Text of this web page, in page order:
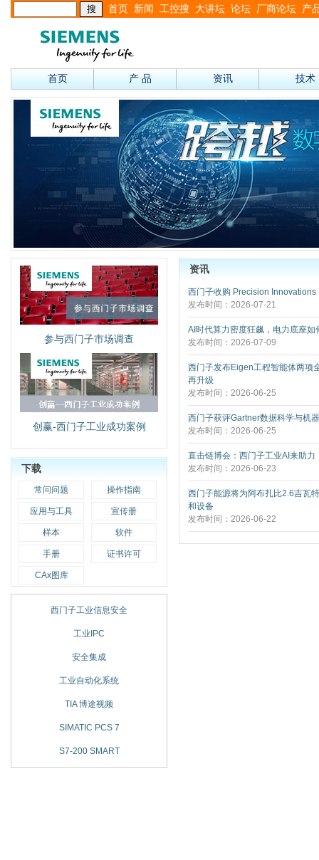
首页 新闻 工控搜 大讲坛 论坛 厂商论坛 产
首页 产 品 资讯 技术
参与西门子市场调查
创赢-西门子工业成功案例
下载
常问问题 操作指南
应用与工具 宣传册
样本 软件
手册 证书许可
CAx图库
西门子工业信息安全
工业IPC
安全集成
工业自动化系统
TIA 博途视频
SIMATIC PCS 7
S7-200 SMART
资讯
西门子收购 Precision Innovations
发布时间：2026-07-21
AI时代算力密度狂飙，电力底座如
发布时间：2026-07-09
西门子发布Eigen工程智能体两项
再升级
发布时间：2026-06-25
西门子获评Gartner数据科学与机
发布时间：2026-06-25
直击链博会：西门子工业AI来助力
发布时间：2026-06-23
西门子能源将为阿布扎比2.6吉瓦
和设备
发布时间：2026-06-22